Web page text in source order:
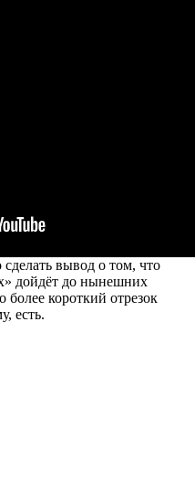
вывод о том, что
дойдёт до нынешних
более короткий отрезок
есть.